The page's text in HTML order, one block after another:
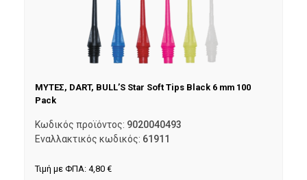
ΜΥΤΕΣ, DART, BULL’S Star Soft Tips Black 6 mm 100
Pack
Κωδικός προϊόντος: 9020040493
Εναλλακτικός κωδικός: 61911
Τιμή με ΦΠΑ: 4,80 €